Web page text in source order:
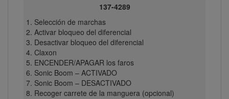
137-4289
Selección de marchas
Activar bloqueo del diferencial
Desactivar bloqueo del diferencial
Claxon
ENCENDER/APAGAR los faros
Sonic Boom – ACTIVADO
Sonic Boom – DESACTIVADO
Recoger carrete de la manguera (opcional)